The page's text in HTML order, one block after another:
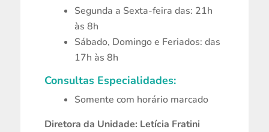
Segunda a Sexta-feira das: 21h
às 8h
Sábado, Domingo e Feriados: das
17h às 8h
Consultas Especialidades:
Somente com horário marcado
Diretora da Unidade: Letícia Fratini